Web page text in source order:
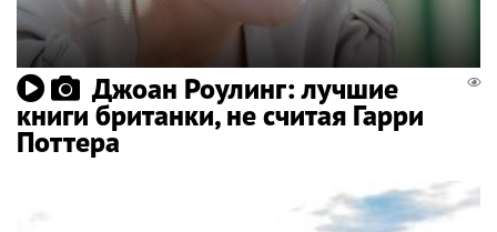
Джоан Роулинг: лучшие
книги британки, не считая Гарри
Поттера